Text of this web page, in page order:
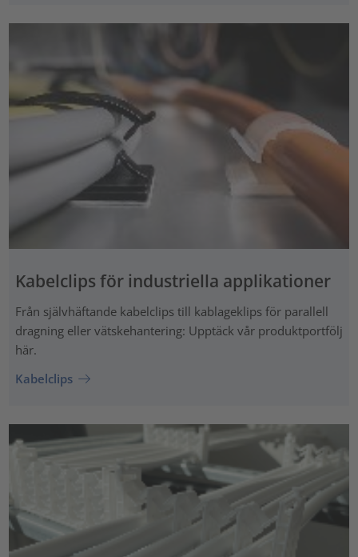
Kabelclips för industriella applikationer
Från självhäftande kabelclips till kablageklips för parallell
dragning eller vätskehantering: Upptäck vår produktportfölj
här.
Kabelclips